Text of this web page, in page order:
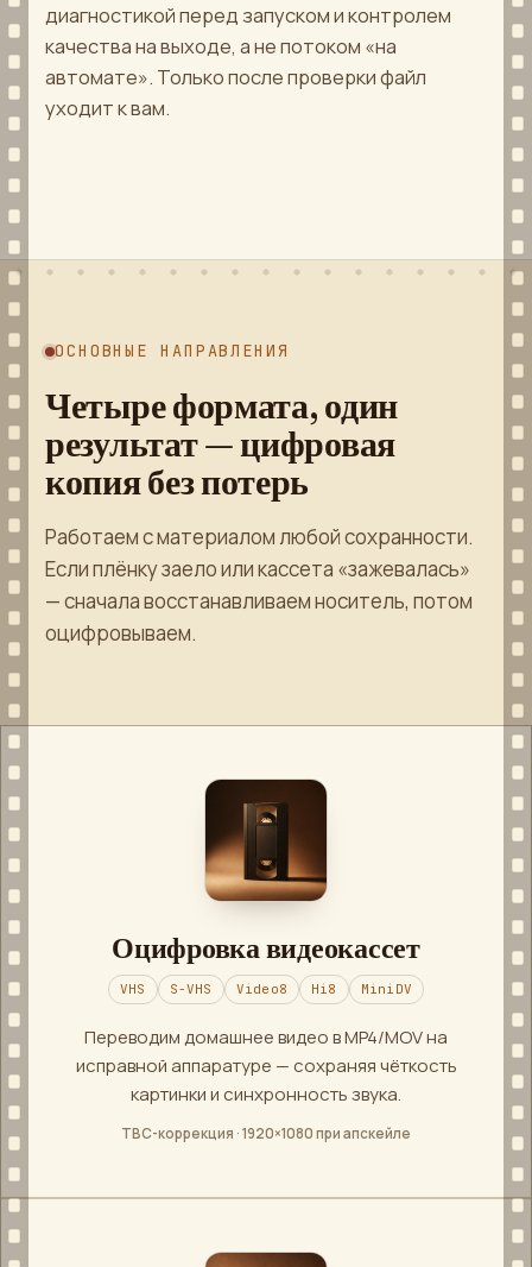
СВЕРНУТЬ
диагностикой перед запуском и контролем
качества на выходе, а не потоком «на
автомате». Только после проверки файл
уходит к вам.
ОСНОВНЫЕ НАПРАВЛЕНИЯ
Четыре формата, один
результат — цифровая
копия без потерь
Работаем с материалом любой сохранности.
Если плёнку заело или кассета «зажевалась»
— сначала восстанавливаем носитель, потом
оцифровываем.
Оцифровка видеокассет
VHS S-VHS Video8 Hi8 MiniDV
Переводим домашнее видео в MP4/MOV на
исправной аппаратуре — сохраняя чёткость
картинки и синхронность звука.
TBC-коррекция · 1920×1080 при апскейле